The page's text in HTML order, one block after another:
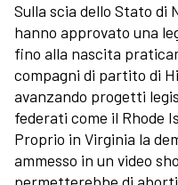
Sulla scia dello Stato di
hanno approvato una
fino alla nascita
compagni di partito di
avanzando progetti
federati come il Rhode
Proprio in Virginia la
ammesso in un video